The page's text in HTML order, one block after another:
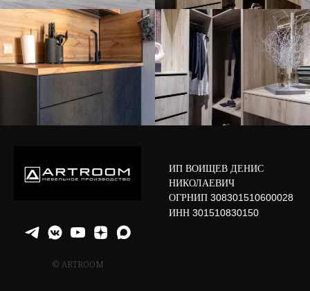
© ARTROOM
ИП ВОИЩЕВ ДЕНИС
НИКОЛАЕВИЧ
ОГРНИП 308301510600028
ИНН 301510830150